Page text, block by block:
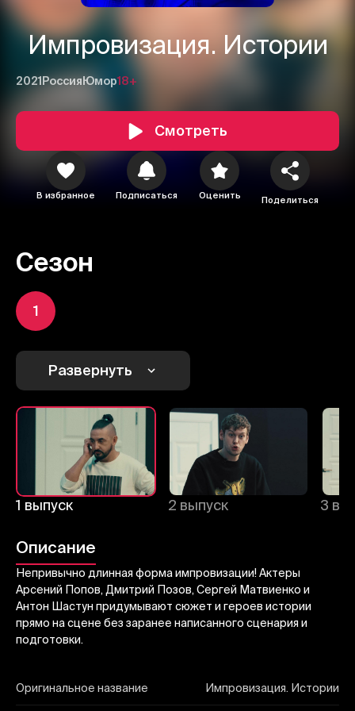
Импровизация. Истории
2021 Россия Юмор18+
Смотреть
В избранное Подписаться Оценить Поделиться
Сезон
1
Развернуть
1 выпуск 2 выпуск 3
Описание
Непривычно длинная форма импровизации! Актеры
Арсений Попов, Дмитрий Позов, Сергей Матвиенко и
Антон Шастун придумывают сюжет и героев истории
прямо на сцене без заранее написанного сценария и
подготовки.
Оригинальное название Импровизация. Истории
Отправить
Отменить Авторизоваться